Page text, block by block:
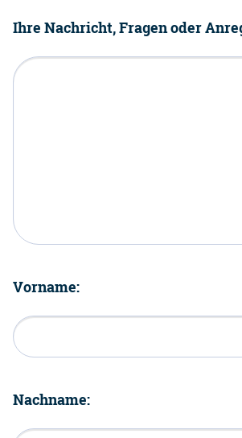
Ihre Nachricht, Fragen oder
Vorname:
Nachname: